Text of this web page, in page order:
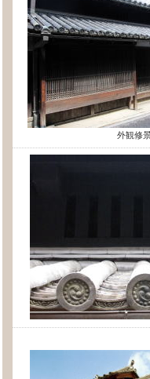
外観修